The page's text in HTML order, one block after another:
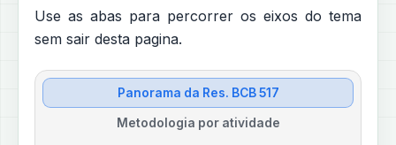
Use as abas para percorrer os eixos do tema
sem sair desta pagina.
Panorama da Res. BCB 517
Metodologia por atividade